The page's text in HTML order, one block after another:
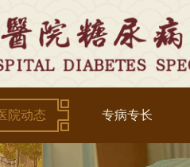
院动态 专病专长